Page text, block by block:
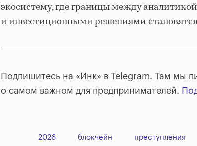
экосистему, где границы между
и инвестиционными решениями
Подпишитесь на «Инк» в Telegram. Там мы
о самом важном для предпринимателей.
2026 блокчейн преступления